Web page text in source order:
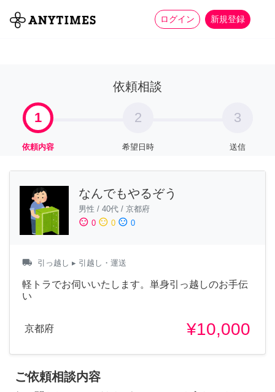
ログイン 新規登録
全て 家事 more_horiz
依頼相談
1
依頼内容
2
希望日時
3
送信
なんでもやるぞう
男性 / 40代 / 京都府
sentiment_satisfied 0 sentiment_neutral 0 sentiment_dissatisfied 0
local_shipping 引っ越し ▸ 引越し・運送
軽トラでお伺いいたします。単身引っ越しのお手伝
い
京都府 ¥10,000
ご依頼相談内容